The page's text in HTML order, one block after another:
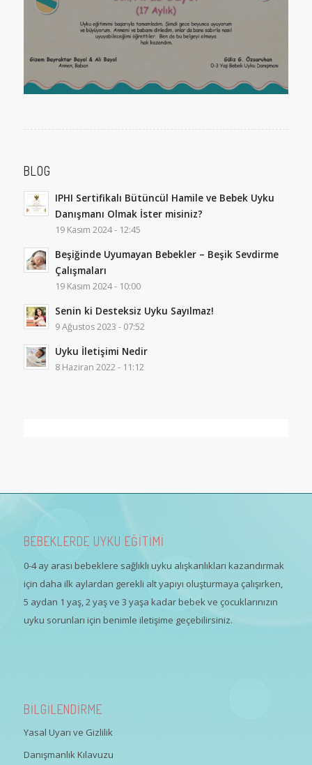
BLOG
IPHI Sertifikalı Bütüncül Hamile ve Bebek Uyku
Danışmanı Olmak İster misiniz?
19 Kasım 2024 - 12:45
Beşiğinde Uyumayan Bebekler – Beşik Sevdirme
Çalışmaları
19 Kasım 2024 - 10:00
Senin ki Desteksiz Uyku Sayılmaz!
9 Ağustos 2023 - 07:52
Uyku İletişimi Nedir
8 Haziran 2022 - 11:12
BEBEKLERDE UYKU EĞİTİMİ
0-4 ay arası bebeklere sağlıklı uyku alışkanlıkları kazandırmak
için daha ilk aylardan gerekli alt yapıyı oluşturmaya çalışırken,
5 aydan 1 yaş, 2 yaş ve 3 yaşa kadar bebek ve çocuklarınızın
uyku sorunları için benimle iletişime geçebilirsiniz.
BİLGİLENDİRME
Yasal Uyarı ve Gizlilik
Danışmanlık Kılavuzu